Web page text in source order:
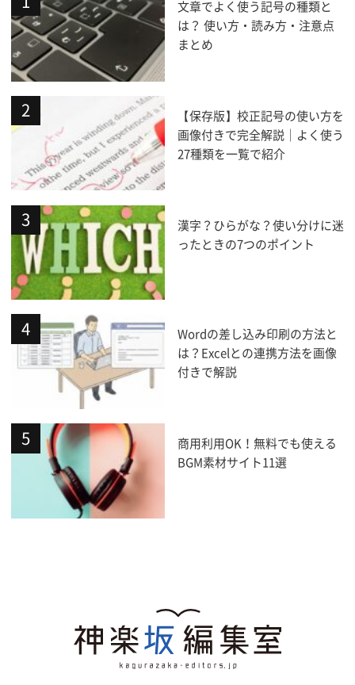
文章でよく使う記号の種類と
は？ 使い方・読み方・注意点
まとめ
【保存版】校正記号の使い方を
画像付きで完全解説｜よく使う
27種類を一覧で紹介
漢字？ひらがな？使い分けに迷
ったときの7つのポイント
Wordの差し込み印刷の方法と
は？Excelとの連携方法を画像
付きで解説
商用利用OK！無料でも使える
BGM素材サイト11選